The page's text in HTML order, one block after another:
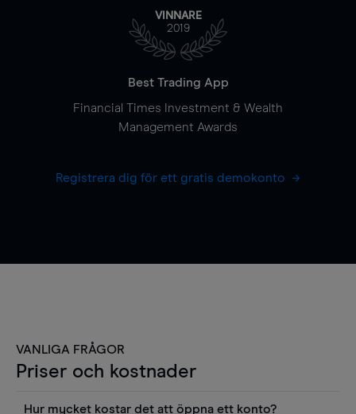
VINNARE
2019
Best Trading App
Financial Times Investment & Wealth
Management Awards
Registrera dig för ett gratis demokonto
VANLIGA FRÅGOR
Priser och kostnader
Hur mycket kostar det att öppna ett konto?